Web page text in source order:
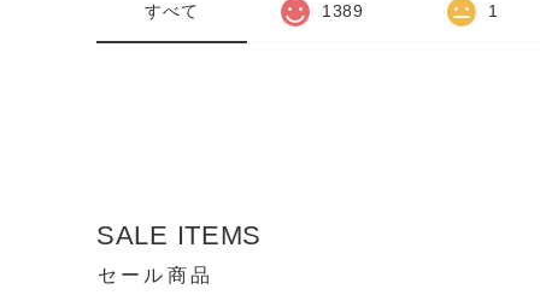
すべて 1389 1
SALE ITEMS
セール商品